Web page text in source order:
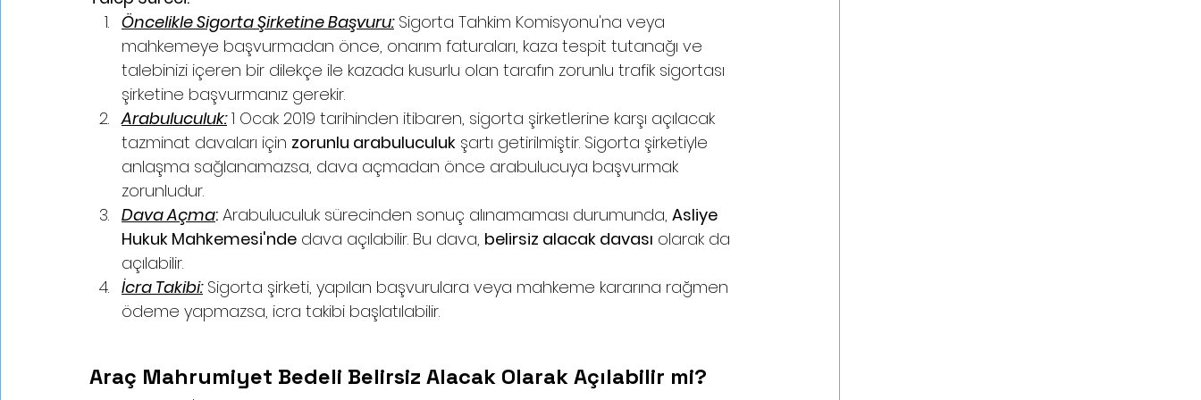
Öncelikle Sigorta Şirketine Başvuru: Sigorta Tahkim Komisyonu'na veya
mahkemeye başvurmadan önce, onarım faturaları, kaza tespit tutanağı ve
talebinizi içeren bir dilekçe ile kazada kusurlu olan tarafın zorunlu trafik sigortası
şirketine başvurmanız gerekir.
Arabuluculuk: 1 Ocak 2019 tarihinden itibaren, sigorta şirketlerine karşı açılacak
tazminat davaları için zorunlu arabuluculuk şartı getirilmiştir. Sigorta şirketiyle
anlaşma sağlanamazsa, dava açmadan önce arabulucuya başvurmak
zorunludur.
Dava Açma: Arabuluculuk sürecinden sonuç alınamaması durumunda, Asliye
Hukuk Mahkemesi'nde dava açılabilir. Bu dava, belirsiz alacak davası olarak da
açılabilir.
İcra Takibi: Sigorta şirketi, yapılan başvurulara veya mahkeme kararına rağmen
ödeme yapmazsa, icra takibi başlatılabilir.
Araç Mahrumiyet Bedeli Belirsiz Alacak Olarak Açılabilir mi?